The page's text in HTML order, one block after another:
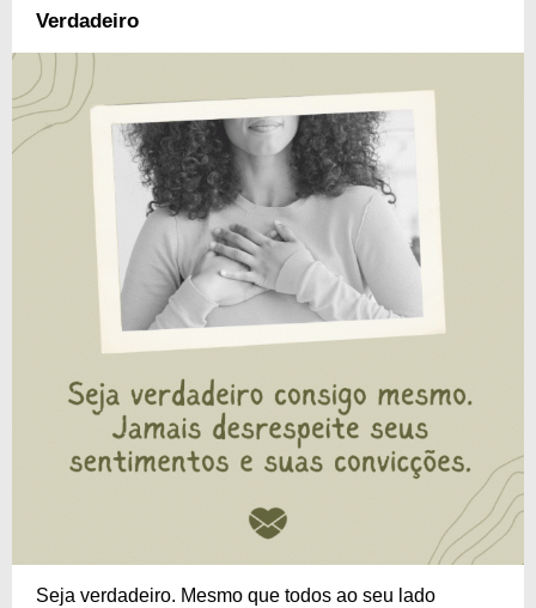
Verdadeiro
Seja verdadeiro. Mesmo que todos ao seu lado